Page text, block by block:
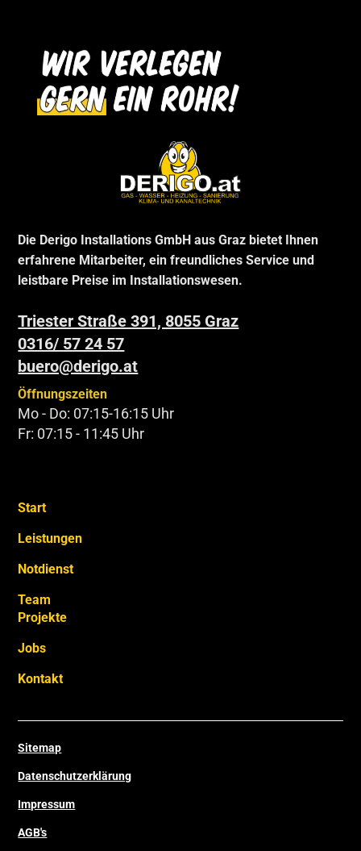
Die Derigo Installations GmbH aus Graz bietet Ihnen
erfahrene Mitarbeiter, ein freundliches Service und
leistbare Preise im Installationswesen.
Triester Straße 391, 8055 Graz
0316/ 57 24 57
buero@derigo.at
Öffnungszeiten
Mo - Do: 07:15-16:15 Uhr
Fr: 07:15 - 11:45 Uhr
Start
Leistungen
Notdienst
Team
Projekte
Jobs
Kontakt
Sitemap
Datenschutzerklärung
Impressum
AGB's